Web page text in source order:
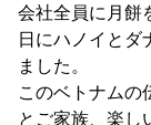
会社全員に月餅
日にハノイとダ
ました。
このベトナムの
とご家族、楽し